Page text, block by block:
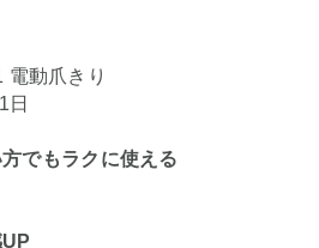
電動爪きり
日
でもラクに使える